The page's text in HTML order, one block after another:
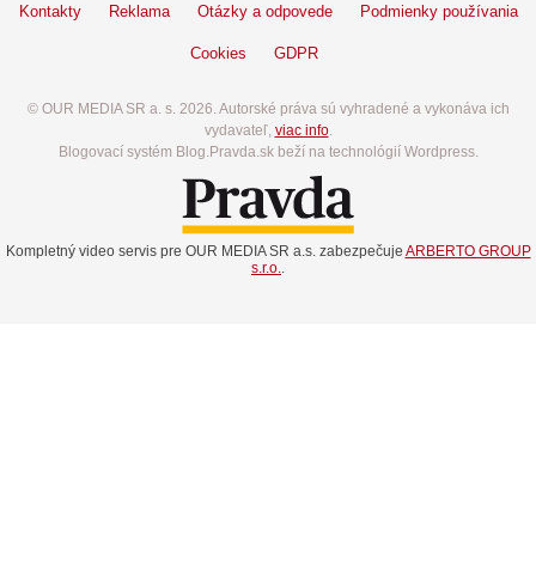
Kontakty Reklama Otázky a odpovede Podmienky používania
Cookies GDPR
© OUR MEDIA SR a. s. 2026. Autorské práva sú vyhradené a vykonáva ich
vydavateľ, viac info.
Blogovací systém Blog.Pravda.sk beží na technológií Wordpress.
Kompletný video servis pre OUR MEDIA SR a.s. zabezpečuje ARBERTO GROUP
s.r.o.